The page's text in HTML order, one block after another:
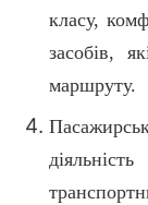
класу,
засобів,
маршруту.